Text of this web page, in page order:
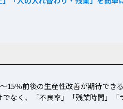
15％前後の生産性改善が期待で
なく、「不良率」「残業時間」